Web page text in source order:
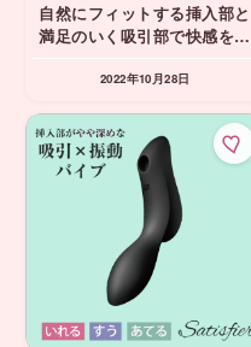
自然にフィットする挿入部と
満足のいく吸引部で快感を叶
ブラック サティスファイヤー
2022年10月28日